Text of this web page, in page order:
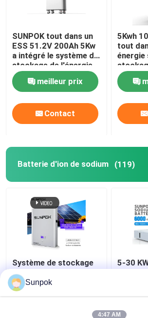
SUNPOK tout dans un
ESS 51.2V 200Ah 5Kw
a intégré le système de
stockage de l'énergie
meilleur prix
Contact
5Kwh
tout
énergie
Batterie d'ion de sodium (119)
Système de stockage
de batterie à ions de
sodium monté sur le
mur
5-30
Sunpok
4:47 AM